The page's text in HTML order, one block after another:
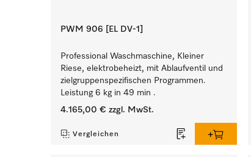
PWM 906 [EL DV-1]
Professional Waschmaschine, Kleiner
Riese, elektrobeheizt, mit Ablaufventil und
zielgruppenspezifischen Programmen.
Leistung 6 kg in 49 min .
4.165,00 € zzgl. MwSt.
Vergleichen